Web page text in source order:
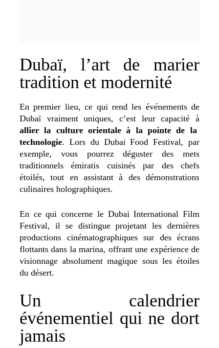
Dubaï, l’art de marier
tradition et modernité
En premier lieu, ce qui rend les événements de
Dubaï vraiment uniques, c’est leur capacité à
allier la culture orientale à la pointe de la
technologie. Lors du Dubai Food Festival, par
exemple, vous pourrez déguster des mets
traditionnels émiratis cuisinés par des chefs
étoilés, tout en assistant à des démonstrations
culinaires holographiques.
En ce qui concerne le Dubai International Film
Festival, il se distingue projetant les dernières
productions cinématographiques sur des écrans
flottants dans la marina, offrant une expérience de
visionnage absolument magique sous les étoiles
du désert.
Un calendrier
événementiel qui ne dort
jamais